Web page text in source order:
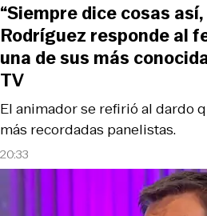
20:33
El animador se refirió al dardo
más recordadas panelistas.
“Siempre dice cosas así,
Rodríguez responde al
una de sus más
TV